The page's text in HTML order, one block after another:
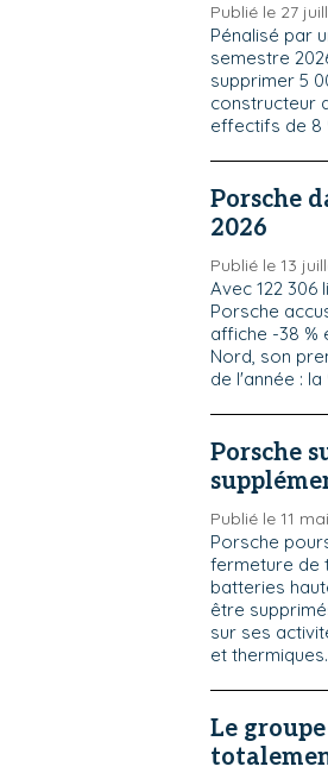
Publié le 27
Pénalisé par
semestre
supprimer 5
constructeur
effectifs de 8
Porsche
2026
Publié le 13
Avec 122
Porsche
affiche -38 %
Nord, son
de l'année : la
Porsche
Publié le 11
Porsche
fermeture de
batteries
être
sur ses
et thermiques.
Le